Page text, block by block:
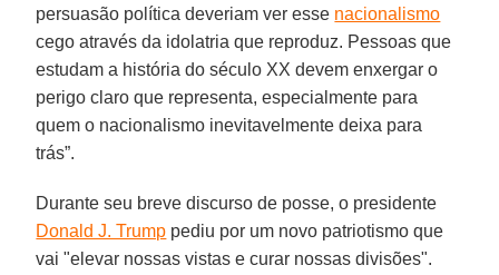
persuasão política deveriam ver esse nacionalismo
cego através da idolatria que reproduz. Pessoas que
estudam a história do século XX devem enxergar o
perigo claro que representa, especialmente para
quem o nacionalismo inevitavelmente deixa para
trás”.
Durante seu breve discurso de posse, o presidente
Donald J. Trump pediu por um novo patriotismo que
vai "elevar nossas vistas e curar nossas divisões".